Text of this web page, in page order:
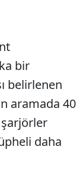
bir
belirlenen
aramada 40
daha